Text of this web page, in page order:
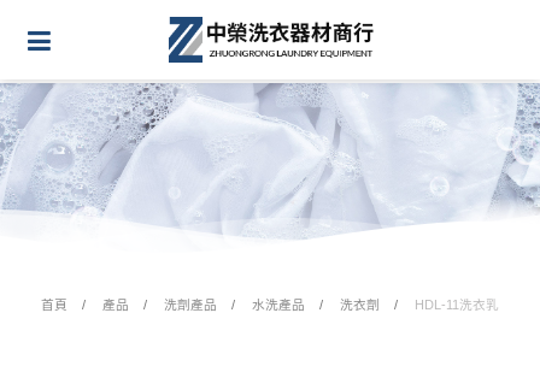
首頁 產品 洗劑產品 水洗產品 洗衣劑 HDL-11洗衣乳